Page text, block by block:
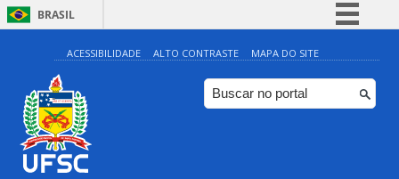
BRASIL
Simplifique!
Comunica BR
Participe
ACESSIBILIDADE ALTO CONTRASTE MAPA DO SITE